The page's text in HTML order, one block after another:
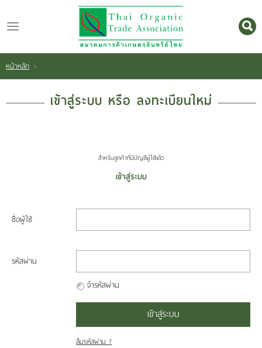
Login
กับ
สินค้า
หน้าหลัก >
เข้าสู่ระบบ หรือ ลงทะเบียนใหม่
เข้าสู่ระบบ
สำหรับลูกค้าที่มีบัญชีผู้ใช้แล้ว
ชื่อผู้ใช้
รหัสผ่าน
จำรหัสผ่าน
เข้าสู่ระบบ
ลืมรหัสผ่าน ?